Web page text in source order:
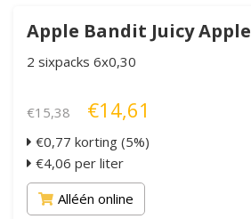
Apple Bandit Juicy Apple
2 sixpacks 6x0,30
€15,38 €14,61
€0,77 korting (5%)
€4,06 per liter
Alléén online